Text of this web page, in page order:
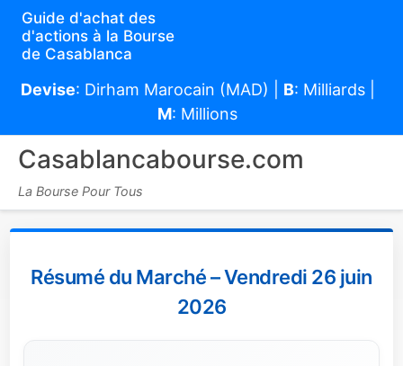
Guide d'achat des
d'actions à la Bourse
de Casablanca
Devise: Dirham Marocain (MAD) | B: Milliards |
M: Millions
Casablancabourse.com
La Bourse Pour Tous
Résumé du Marché – Vendredi 26 juin
2026